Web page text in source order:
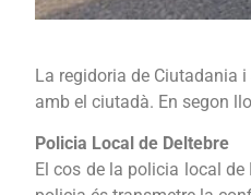
La regidoria de Ciutadania
amb el ciutadà. En segon
Policia Local de Deltebre
El cos de la policia local